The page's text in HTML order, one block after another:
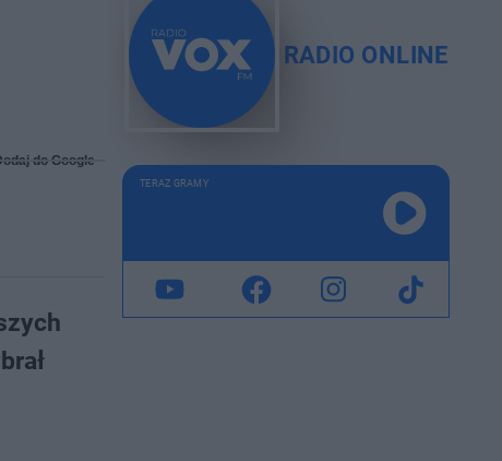
do Google
RADIO ONLINE
TERAZ GRAMY